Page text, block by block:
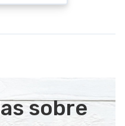
sobre